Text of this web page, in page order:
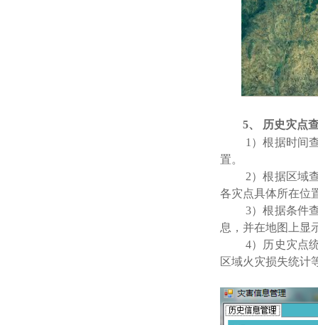
5、 历史灾点
1）根据时间
置。
2）根据区域
各灾点具体所在位
3）根据条件
息，并在地图上显
4）历史灾点
区域火灾损失统计